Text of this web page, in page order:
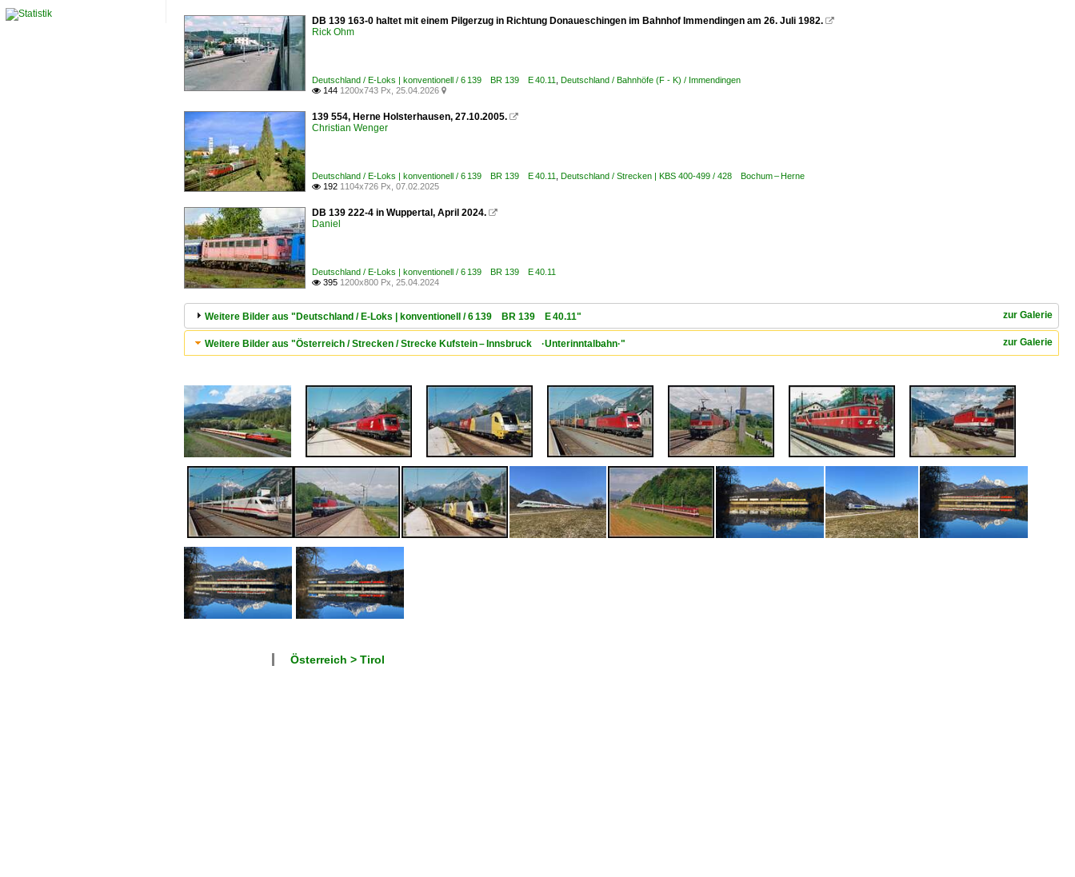
DB 139 163-0 haltet mit einem Pilgerzug in Richtung Donaueschingen im Bahnhof Immendingen am 26. Juli 1982. 
Rick Ohm
Deutschland / E-Loks | konventionell / 6 139 BR 139 E 40.11 Deutschland / Bahnhöfe (F - K) / Immendingen
 144 1200x743 Px, 25.04.2026 
139 554, Herne Holsterhausen, 27.10.2005. 
Christian Wenger
Deutschland / E-Loks | konventionell / 6 139 BR 139 E 40.11 Deutschland / Strecken | KBS 400-499 / 428 Bochum – Herne
 192 1104x726 Px, 07.02.2025
DB 139 222-4 in Wuppertal, April 2024. 
Daniel
Deutschland / E-Loks | konventionell / 6 139 BR 139 E 40.11
 395 1200x800 Px, 25.04.2024
zur Galerie
Weitere Bilder aus "Deutschland / E-Loks | konventionell / 6 139 BR 139 E 40.11"
zur Galerie
Weitere Bilder aus "Österreich / Strecken / Strecke Kufstein – Innsbruck ·Unterinntalbahn·"
Österreich > Tirol